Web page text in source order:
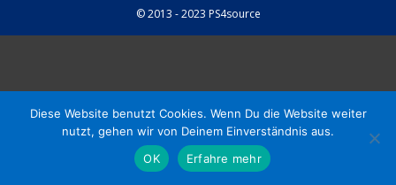
© 2013 - 2023 PS4source
Diese Website benutzt Cookies. Wenn Du die Website weiter
nutzt, gehen wir von Deinem Einverständnis aus.
OK
Erfahre mehr